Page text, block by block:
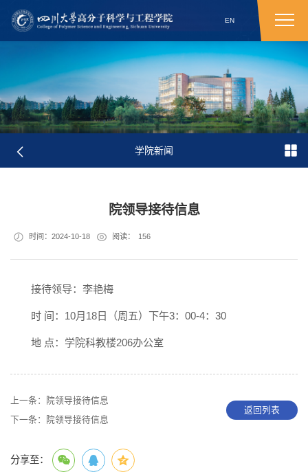
EN
学院新闻
院领导接待信息
时间：2024-10-18 阅读： 156
接待领导：李艳梅
时 间：10月18日（周五）下午3：00-4：30
地 点：学院科教楼206办公室
上一条：
院领导接待信息
下一条：
院领导接待信息
返回列表
分享至：